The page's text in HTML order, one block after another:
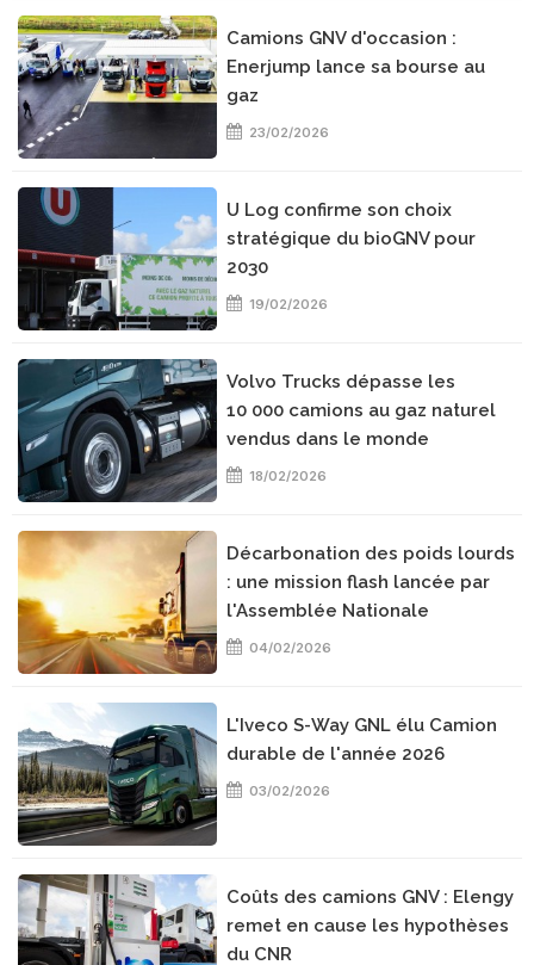
Camions GNV d'occasion :
Enerjump lance sa bourse au
gaz
23/02/2026
U Log confirme son choix
stratégique du bioGNV pour
2030
19/02/2026
Volvo Trucks dépasse les
10 000 camions au gaz naturel
vendus dans le monde
18/02/2026
Décarbonation des poids lourds
: une mission flash lancée par
l'Assemblée Nationale
04/02/2026
L'Iveco S-Way GNL élu Camion
durable de l'année 2026
03/02/2026
Coûts des camions GNV : Elengy
remet en cause les hypothèses
du CNR